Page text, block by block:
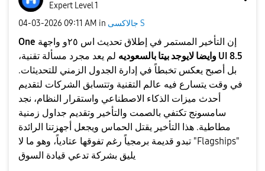
Expert Level 1
‎04-03-2026 09:11 AM in جالاكسى S
​إن التأخير المستمر في إطلاق تحديث اس ٢٥و واجهة
One
UI 8.5 وايضا لايوجد بيتا بالسعوديه
لم يعد مجرد مسألة تقنية،
بل أصبح يعكس تخبطاً في إدارة الجدول الزمني للتحديثات.
في وقت يتسارع فيه عالم التقنية وتتسابق الشركات لتقديم
أحدث ميزات الذكاء الاصطناعي واستقرار النظام، نجد
سامسونج تكتفي بالصمت والتأخير وتقديم جداول زمنية
مطاطية. هذا التأخير يقتل الحماس ويجعل أجهزتنا الرائدة
"Flagships" تبدو قديمة برمجياً رغم تفوقها عتادياً، وهو ما لا
يليق بشركة تدعي قيادة السوق